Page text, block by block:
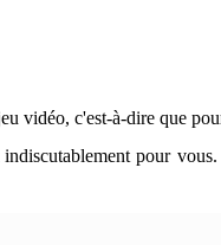
vidéo, c'est-à-dire que
pour